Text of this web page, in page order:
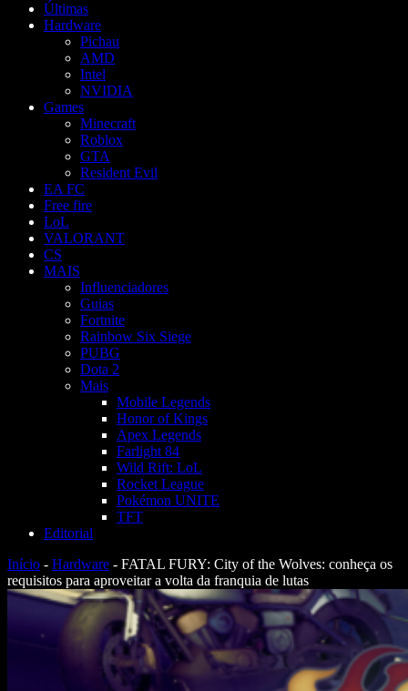
Últimas
Hardware
Pichau
AMD
Intel
NVIDIA
Games
Minecraft
Roblox
GTA
Resident Evil
EA FC
Free fire
LoL
VALORANT
CS
MAIS
Influenciadores
Guias
Fortnite
Rainbow Six Siege
PUBG
Dota 2
Mais
Mobile Legends
Honor of Kings
Apex Legends
Farlight 84
Wild Rift: LoL
Rocket League
Pokémon UNITE
TFT
Editorial
Início - Hardware - FATAL FURY: City of the Wolves: conheça os
requisitos para aproveitar a volta da franquia de lutas